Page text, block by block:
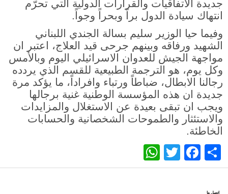
جديدة الاتفاقيات والقرارات الدولية التي تحرّم
انتهاك سيادة الدول براً وبحراً وجواً.
وفيما حيا الوزير سليم بسالة الجندي اللبناني
الشهيد ورفاقه وبينهم جرحى قيد العلاج، اعتبر ان
مواجهة الجيش للعدوان الاسرائيلي اليوم وبالأمس
وكل يوم، هو الترجمة الطبيعية للقسم الذي يردده
رجالنا الابطال، ضباطاً ورتباء وافراداً، ما يؤكد مرة
جديدة ان هذه المؤسسة الوطنية غنية برجالها
ويجب ان تبقى بعيدة عن الاستغلال والمزايدات
والاستئثار والطموحات الشخصانية والحسابات
الخاطئة.
Share
Facebook
Twitter
اتصل بنا